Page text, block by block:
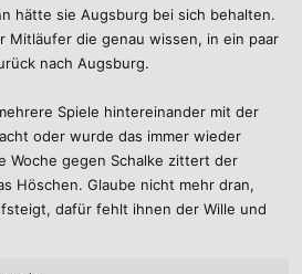
hätte sie Augsburg bei sich behalten.
Mitläufer die genau wissen, in ein paar
nach Augsburg.
Spiele hintereinander mit der
oder wurde das immer wieder
Woche gegen Schalke zittert der
Höschen. Glaube nicht mehr dran,
dafür fehlt ihnen der Wille und